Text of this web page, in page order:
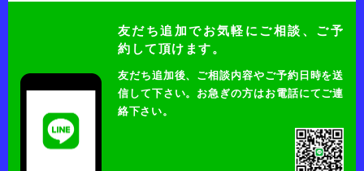
友だち追加でお気軽にご相談、ご予
約して頂けます。
友だち追加後、ご相談内容やご予約日時を送
信して下さい。 お急ぎの方はお電話にてご連
絡下さい。